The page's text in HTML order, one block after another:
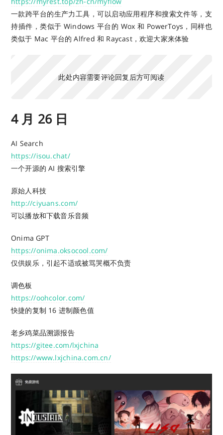
一款跨平台的生产力工具，可以启动应用程序和搜索文件等，支
持插件，类似于 Windows 平台的 Wox 和 PowerToys，同样也
类似于 Mac 平台的 Alfred 和 Raycast，欢迎大家来体验
此处内容需要评论回复后方可阅读
4 月 26 日
AI Search
https://isou.chat/
一个开源的 AI 搜索引擎
原始人科技
http://ciyuans.com/
可以播放和下载音乐音频
Onima GPT
https://onima.oksocool.com/
仅供娱乐，引起不适或被骂哭概不负责
调色板
https://oohcolor.com/
快捷的复制 16 进制颜色值
老乡鸡菜品溯源报告
https://gitee.com/lxjchina
https://www.lxjchina.com.cn/